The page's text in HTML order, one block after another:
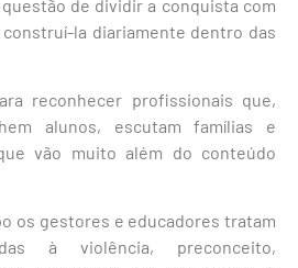
de dividir a conquista com
la diariamente dentro das
reconhecer profissionais que,
alunos, escutam famílias e
vão muito além do conteúdo
os gestores e educadores tratam
à violência, preconceito,